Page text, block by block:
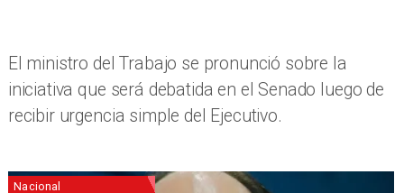
El ministro del Trabajo se pronunció sobre la
iniciativa que será debatida en el Senado luego de
recibir urgencia simple del Ejecutivo.
Nacional